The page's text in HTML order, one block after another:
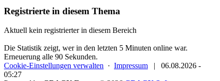
Registrierte in diesem Thema
Aktuell kein registrierter in diesem Bereich
Die Statistik zeigt, wer in den letzten 5 Minuten online war.
Erneuerung alle 90 Sekunden.
Cookie-Einstellungen verwalten · Impressum |
06.08.2026 -
05:27